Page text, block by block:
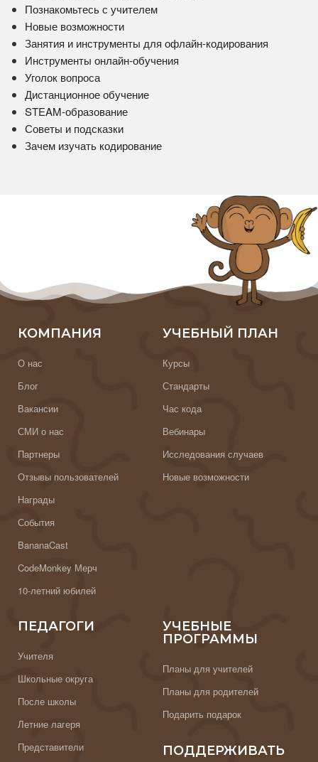
Познакомьтесь с учителем
Новые возможности
Занятия и инструменты для офлайн-кодирования
Инструменты онлайн-обучения
Уголок вопроса
Дистанционное обучение
STEAM-образование
Советы и подсказки
Зачем изучать кодирование
КОМПАНИЯ
О нас
Блог
Вакансии
СМИ о нас
Партнеры
Отзывы пользователей
Награды
События
BananaCast
CodeMonkey Мерч
10-летний юбилей
УЧЕБНЫЙ ПЛАН
Курсы
Стандарты
Час кода
Вебинары
Исследования случаев
Новые возможности
ПЕДАГОГИ
Учителя
Школьные округа
После школы
Летние лагеря
Представители
УЧЕБНЫЕ
ПРОГРАММЫ
Планы для учителей
Планы для родителей
Подарить подарок
ПОДДЕРЖИВАТЬ